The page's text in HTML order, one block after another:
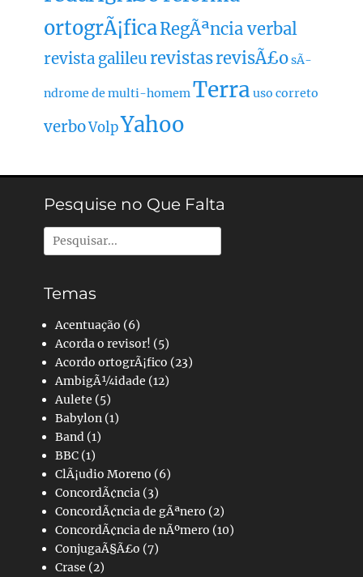
ortogrÃ¡ficaRegÃªncia verbal
revista galileurevistasrevisÃ£osÃ­
ndrome de multi-homemTerra uso correto
verboVolpYahoo
Pesquise no Que Falta
Pesquisar
por:
Temas
Acentuação (6)
Acorda o revisor! (5)
Acordo ortogrÃ¡fico (23)
AmbigÃ¼idade (12)
Aulete (5)
Babylon (1)
Band (1)
BBC (1)
ClÃ¡udio Moreno (6)
ConcordÃ¢ncia (3)
ConcordÃ¢ncia de gÃªnero (2)
ConcordÃ¢ncia de nÃºmero (10)
ConjugaÃ§Ã£o (7)
Crase (2)